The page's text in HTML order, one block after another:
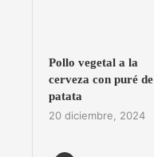
Pollo vegetal a la
cerveza con puré de
patata
20 diciembre, 2024